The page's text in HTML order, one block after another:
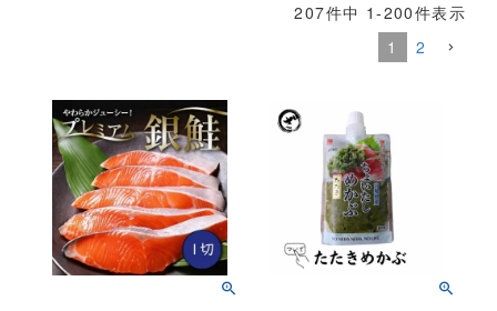
207件中 1-200件表示
1
2